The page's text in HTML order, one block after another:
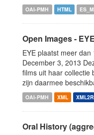
OAI-PMH HTML
Open Images - EYE
EYE plaatst meer
December 3, 2013
films uit haar collectie
zijn daarmee
OAI-PMH XML
Oral History